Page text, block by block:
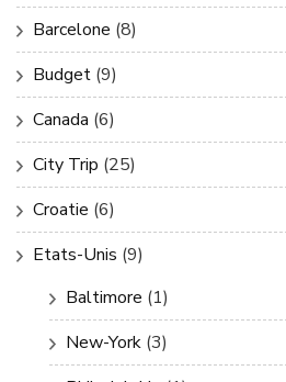
Barcelone (8)
Budget (9)
Canada (6)
City Trip (25)
Croatie (6)
Etats-Unis (9)
Baltimore (1)
New-York (3)